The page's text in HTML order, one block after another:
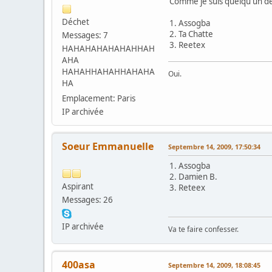
Déchet
Messages: 7
HAHAHAHAHAHAHHAH
AHA
HAHAHHAHAHHAHAHA
HA
Emplacement: Paris
IP archivée
1. Assogba
2. Ta Chatte
3. Reetex
Oui.
Soeur Emmanuelle
Aspirant
Messages: 26
IP archivée
Septembre 14, 2009, 17:50:34
1. Assogba
2. Damien B.
3. Reteex
Va te faire confesser.
400asa Septembre 14, 2009, 18:08:45